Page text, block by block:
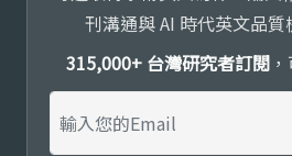
刊溝通與 AI 時代英文品質
315,000+ 台灣研究者訂閱，